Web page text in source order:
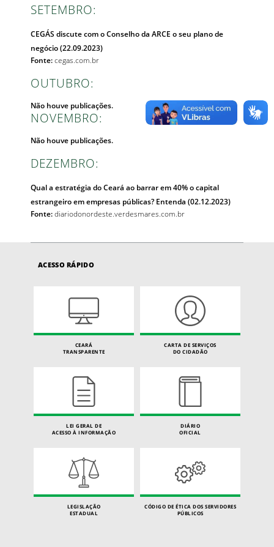
SETEMBRO:
CEGÁS discute com o Conselho da ARCE o seu plano de
negócio (22.09.2023)
Fonte:cegas.com.br
OUTUBRO:
Não houve publicações.
NOVEMBRO:
Não houve publicações.
DEZEMBRO:
Qual a estratégia do Ceará ao barrar em 40% o capital
estrangeiro em empresas públicas? Entenda (02.12.2023)
Fonte:diariodonordeste.verdesmares.com.br
ACESSO RÁPIDO
CEARÁ
TRANSPARENTE
CARTA DE SERVIÇOS
DO CIDADÃO
LEI GERAL DE
ACESSO À INFORMAÇÃO
DIÁRIO
OFICIAL
LEGISLAÇÃO
ESTADUAL
CÓDIGO DE ÉTICA DOS SERVIDORES
PÚBLICOS